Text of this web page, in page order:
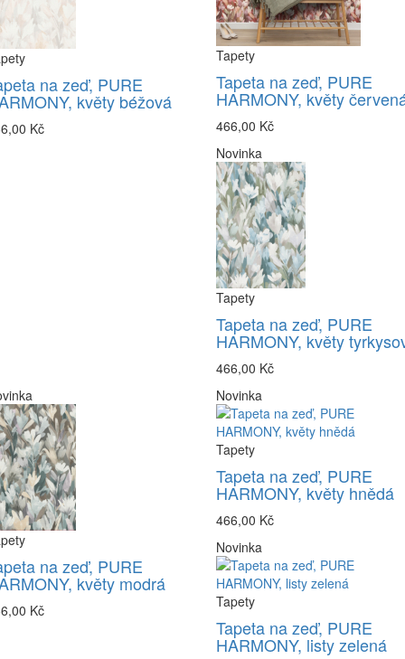
na zeď, PURE
květy béžová
Kč
Tapety
Tapeta na zeď, PURE
HARMONY, květy
466,00 Kč
Novinka
Tapety
Tapeta na zeď, PURE
HARMONY, květy
466,00 Kč
na zeď, PURE
květy modrá
Kč
Novinka
Tapety
Tapeta na zeď, PURE
HARMONY, květy hnědá
466,00 Kč
Novinka
Tapety
Tapeta na zeď, PURE
HARMONY, listy zelená